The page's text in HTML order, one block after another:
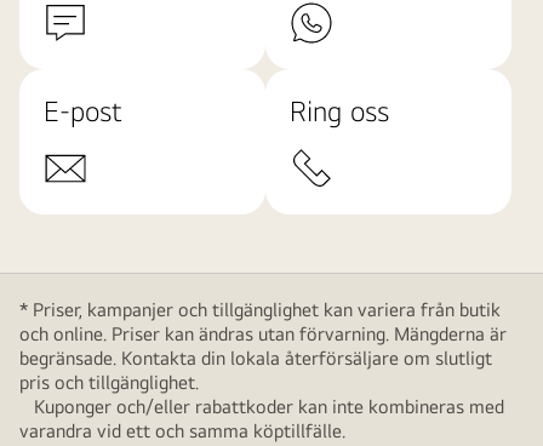
E-post Ring oss
* Priser, kampanjer och tillgänglighet kan variera från butik
och online. Priser kan ändras utan förvarning. Mängderna är
begränsade. Kontakta din lokala återförsäljare om slutligt
pris och tillgänglighet.
Kuponger och/eller rabattkoder kan inte kombineras med
varandra vid ett och samma köptillfälle.